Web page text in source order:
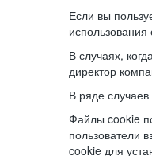
Если вы
В случаях,
директор
В ряде
Файлы cookie
пользователи
cookie для